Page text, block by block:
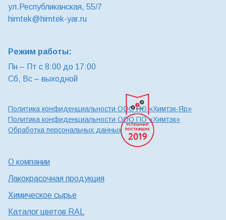
ул.Республиканская, 55/7
himtek@himtek-yar.ru
Режим работы:
Пн – Пт с 8:00 до 17:00
Сб, Вс – выходной
Политика конфиденциальности ООО ПО «Химтэк-Яр»
Политика конфиденциальности ООО ПО «Химтэк»
Обработка персональных данных
О компании
Лакокрасочная продукция
Химическое сырье
Каталог цветов RAL